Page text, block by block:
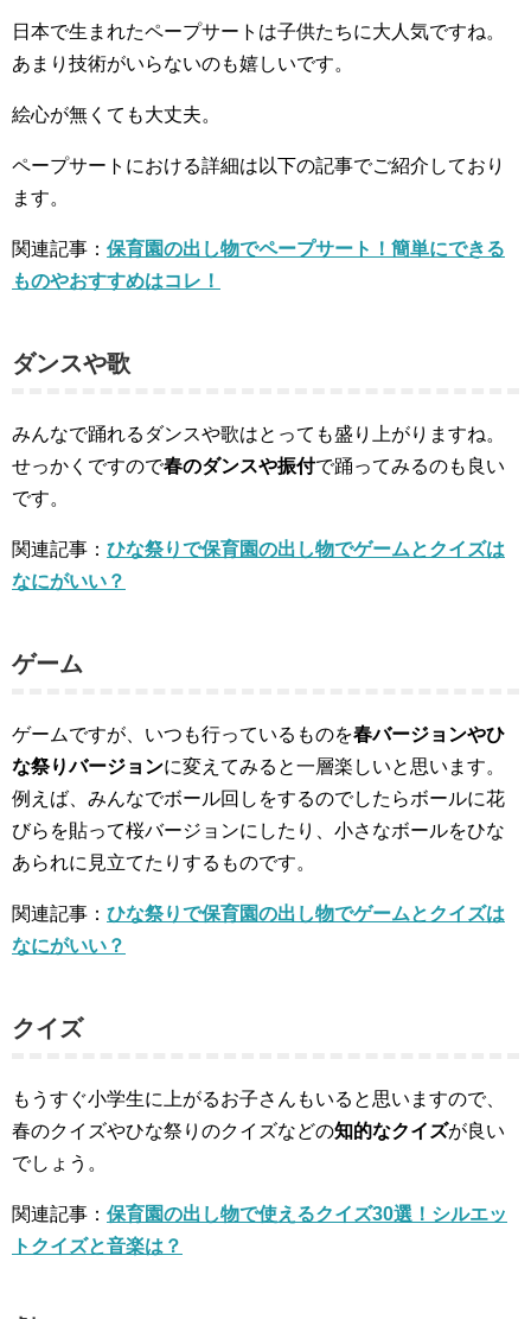
日本で生まれたペープサートは子供たちに大人気ですね。
あまり技術がいらないのも嬉しいです。
絵心が無くても大丈夫。
ペープサートにおける詳細は以下の記事でご紹介しており
ます。
関連記事： 保育園の出し物でペープサート！簡単にできる
ものやおすすめはコレ！
ダンスや歌
みんなで踊れるダンスや歌はとっても盛り上がりますね。
せっかくですので春のダンスや振付で踊ってみるのも良い
です。
関連記事： ひな祭りで保育園の出し物でゲームとクイズは
なにがいい？
ゲーム
ゲームですが、いつも行っているものを春バージョンやひ
な祭りバージョンに変えてみると一層楽しいと思います。
例えば、みんなでボール回しをするのでしたらボールに花
びらを貼って桜バージョンにしたり、小さなボールをひな
あられに見立てたりするものです。
関連記事： ひな祭りで保育園の出し物でゲームとクイズは
なにがいい？
クイズ
もうすぐ小学生に上がるお子さんもいると思いますので、
春のクイズやひな祭りのクイズなどの知的なクイズが良い
でしょう。
関連記事： 保育園の出し物で使えるクイズ30選！シルエッ
トクイズと音楽は？